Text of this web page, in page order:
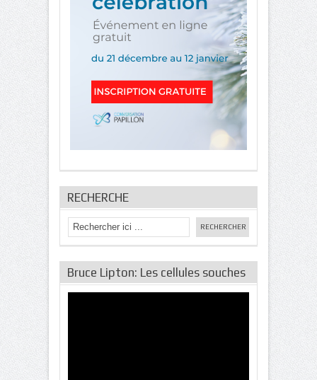
RECHERCHE
Bruce Lipton: Les cellules souches